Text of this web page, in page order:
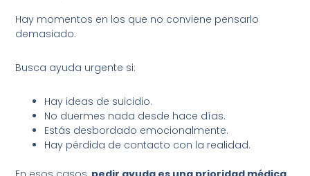
Hay momentos en los que no conviene pensarlo
demasiado.
Busca ayuda urgente si:
Hay ideas de suicidio.
No duermes nada desde hace días.
Estás desbordado emocionalmente.
Hay pérdida de contacto con la realidad.